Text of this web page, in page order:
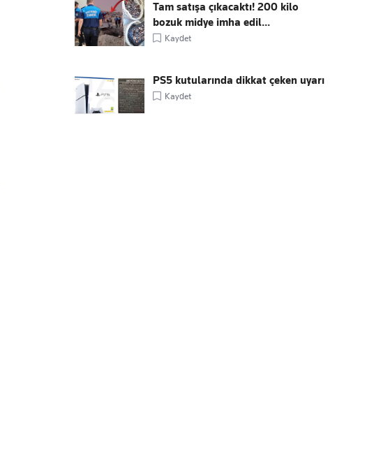
Tam satışa çıkacaktı! 200 kilo
bozuk midye imha edil...
Kaydet
PS5 kutularında dikkat çeken uyarı
Kaydet